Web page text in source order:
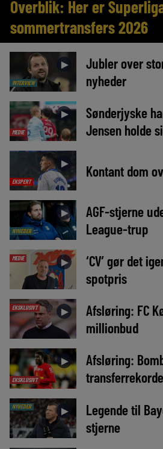
Overblik: Her er
sommertransfers 2026
INTERVIEW
►
Jubler over
nyheder
MEDIE
►
Sønderjyske
Jensen holde
EKSPERT
► Kontant dom
NYHEDER
►
AGF-stjerne
League-trup
MEDIE ►
‘CV’ gør det
spotpris
EKSKLUSIVT ►
Afsløring: FC
millionbud
EKSKLUSIVT
►
Afsløring:
NYHEDER ►
Legende til
stjerne